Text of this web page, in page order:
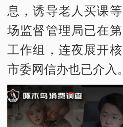
息，诱导老人买课
场监督管理局已在
工作组，连夜展开
市委网信办也已介入。